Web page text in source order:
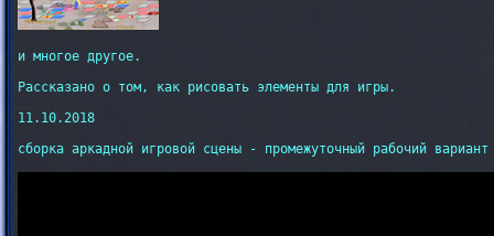
и многое другое.
Рассказано о том, как рисовать элементы для игры.
11.10.2018
сборка аркадной игровой сцены - промежуточный рабочий